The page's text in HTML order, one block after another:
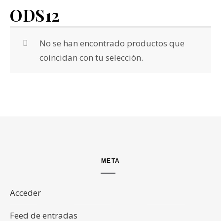
ODS12
No se han encontrado productos que
coincidan con tu selección.
META
Acceder
Feed de entradas